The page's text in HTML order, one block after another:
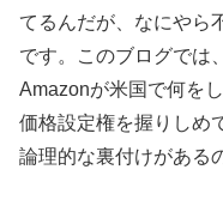
てるんだが、なにやら
です。このブログでは
Amazonが米国で何を
価格設定権を握りしめ
論理的な裏付けがある